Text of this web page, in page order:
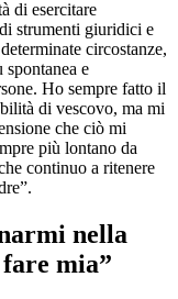
di esercitare
strumenti giuridici e
circostanze,
spontanea e
Ho sempre fatto il
di vescovo, ma mi
che ciò mi
più lontano da
continuo a ritenere
nella
mia”